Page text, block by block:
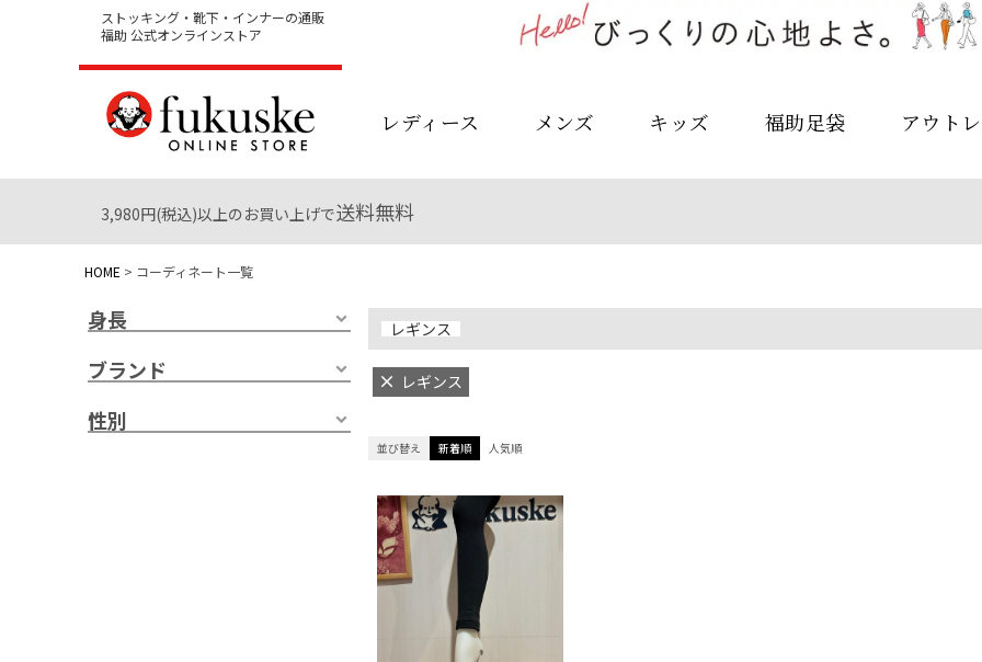
ストッキング・靴下・インナーの通販
福助 公式オンラインストア
レディース メンズ キッズ 福助足袋 アウト
3,980円(税込)以上のお買い上げで送料無料
HOME コーディネート一覧
身長
ブランド
性別
レギンス
レギンス
並び替え 新着順 人気順